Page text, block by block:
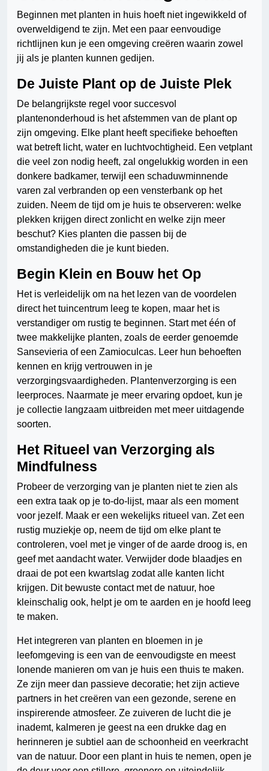
Beginnen met planten in huis hoeft niet ingewikkeld of
overweldigend te zijn. Met een paar eenvoudige
richtlijnen kun je een omgeving creëren waarin zowel
jij als je planten kunnen gedijen.
De Juiste Plant op de Juiste Plek
De belangrijkste regel voor succesvol
plantenonderhoud is het afstemmen van de plant op
zijn omgeving. Elke plant heeft specifieke behoeften
wat betreft licht, water en luchtvochtigheid. Een vetplant
die veel zon nodig heeft, zal ongelukkig worden in een
donkere badkamer, terwijl een schaduwminnende
varen zal verbranden op een vensterbank op het
zuiden. Neem de tijd om je huis te observeren: welke
plekken krijgen direct zonlicht en welke zijn meer
beschut? Kies planten die passen bij de
omstandigheden die je kunt bieden.
Begin Klein en Bouw het Op
Het is verleidelijk om na het lezen van de voordelen
direct het tuincentrum leeg te kopen, maar het is
verstandiger om rustig te beginnen. Start met één of
twee makkelijke planten, zoals de eerder genoemde
Sansevieria of een Zamioculcas. Leer hun behoeften
kennen en krijg vertrouwen in je
verzorgingsvaardigheden. Plantenverzorging is een
leerproces. Naarmate je meer ervaring opdoet, kun je
je collectie langzaam uitbreiden met meer uitdagende
soorten.
Het Ritueel van Verzorging als
Mindfulness
Probeer de verzorging van je planten niet te zien als
een extra taak op je to-do-lijst, maar als een moment
voor jezelf. Maak er een wekelijks ritueel van. Zet een
rustig muziekje op, neem de tijd om elke plant te
controleren, voel met je vinger of de aarde droog is, en
geef met aandacht water. Verwijder dode blaadjes en
draai de pot een kwartslag zodat alle kanten licht
krijgen. Dit bewuste contact met de natuur, hoe
kleinschalig ook, helpt je om te aarden en je hoofd leeg
te maken.
Het integreren van planten en bloemen in je
leefomgeving is een van de eenvoudigste en meest
lonende manieren om van je huis een thuis te maken.
Ze zijn meer dan passieve decoratie; het zijn actieve
partners in het creëren van een gezonde, serene en
inspirerende atmosfeer. Ze zuiveren de lucht die je
inademt, kalmeren je geest na een drukke dag en
herinneren je subtiel aan de schoonheid en veerkracht
van de natuur. Door een plant in huis te nemen, open je